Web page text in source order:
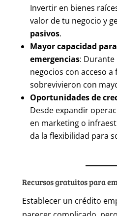
Invertir en bienes
valor de tu negocio y
pasivos.
Mayor capacidad
emergencias: Durante
negocios con acceso
sobrevivieron con
Oportunidades de
Desde expandir
en marketing o
da la flexibilidad para
Recursos gratuitos para
Establecer un crédito